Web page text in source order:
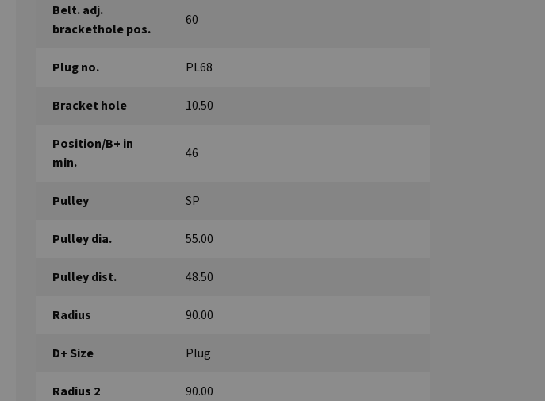
Belt. adj.
brackethole pos.
60
Plug no. PL68
Bracket hole 10.50
Position/B+ in
min.
46
Pulley SP
Pulley dia. 55.00
Pulley dist. 48.50
Radius 90.00
D+ Size Plug
Radius 2 90.00